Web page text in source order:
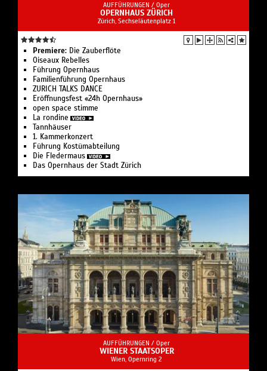
AUFFÜHRUNGEN / Oper
OPERNHAUS ZÜRICH
Zürich, Sechseläutenplatz 1
Premiere: Die Zauberflöte
Oiseaux Rebelles
Führung Opernhaus
Familienführung Opernhaus
ZURICH TALKS DANCE
Eröffnungsfest «24h Opernhaus»
open space stimme
La rondine
Tannhäuser
1. Kammerkonzert
Führung Kostümabteilung
Die Fledermaus
Das Opernhaus der Stadt Zürich
AUFFÜHRUNGEN / Oper
WIENER STAATSOPER
Wien, Opernring 2